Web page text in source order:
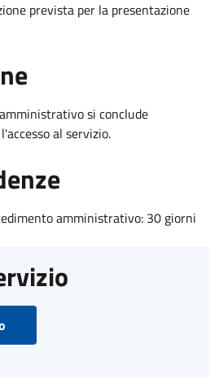
prevista per la presentazione
si conclude
al servizio.
amministrativo: 30 giorni